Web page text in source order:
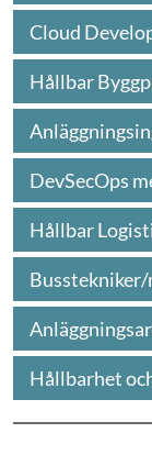
Cloud
Hållbar
DevSecOps
Hållbar
Hållbarhet